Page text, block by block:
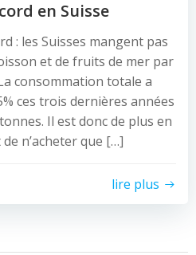
en Suisse
: les Suisses mangent pas
et de fruits de mer par
consommation totale a
ces trois dernières années
Il est donc de plus en
n’acheter que […]
lire plus